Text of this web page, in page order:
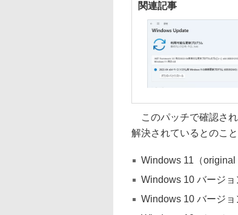
関連記事
このパッチで確認さ
解決されているとのこと
Windows 11（original
Windows 10 バージョ
Windows 10 バージョ